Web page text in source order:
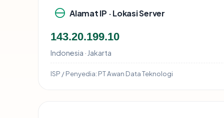
Alamat IP · Lokasi Server
143.20.199.10
Indonesia · Jakarta
ISP / Penyedia: PT Awan Data Teknologi